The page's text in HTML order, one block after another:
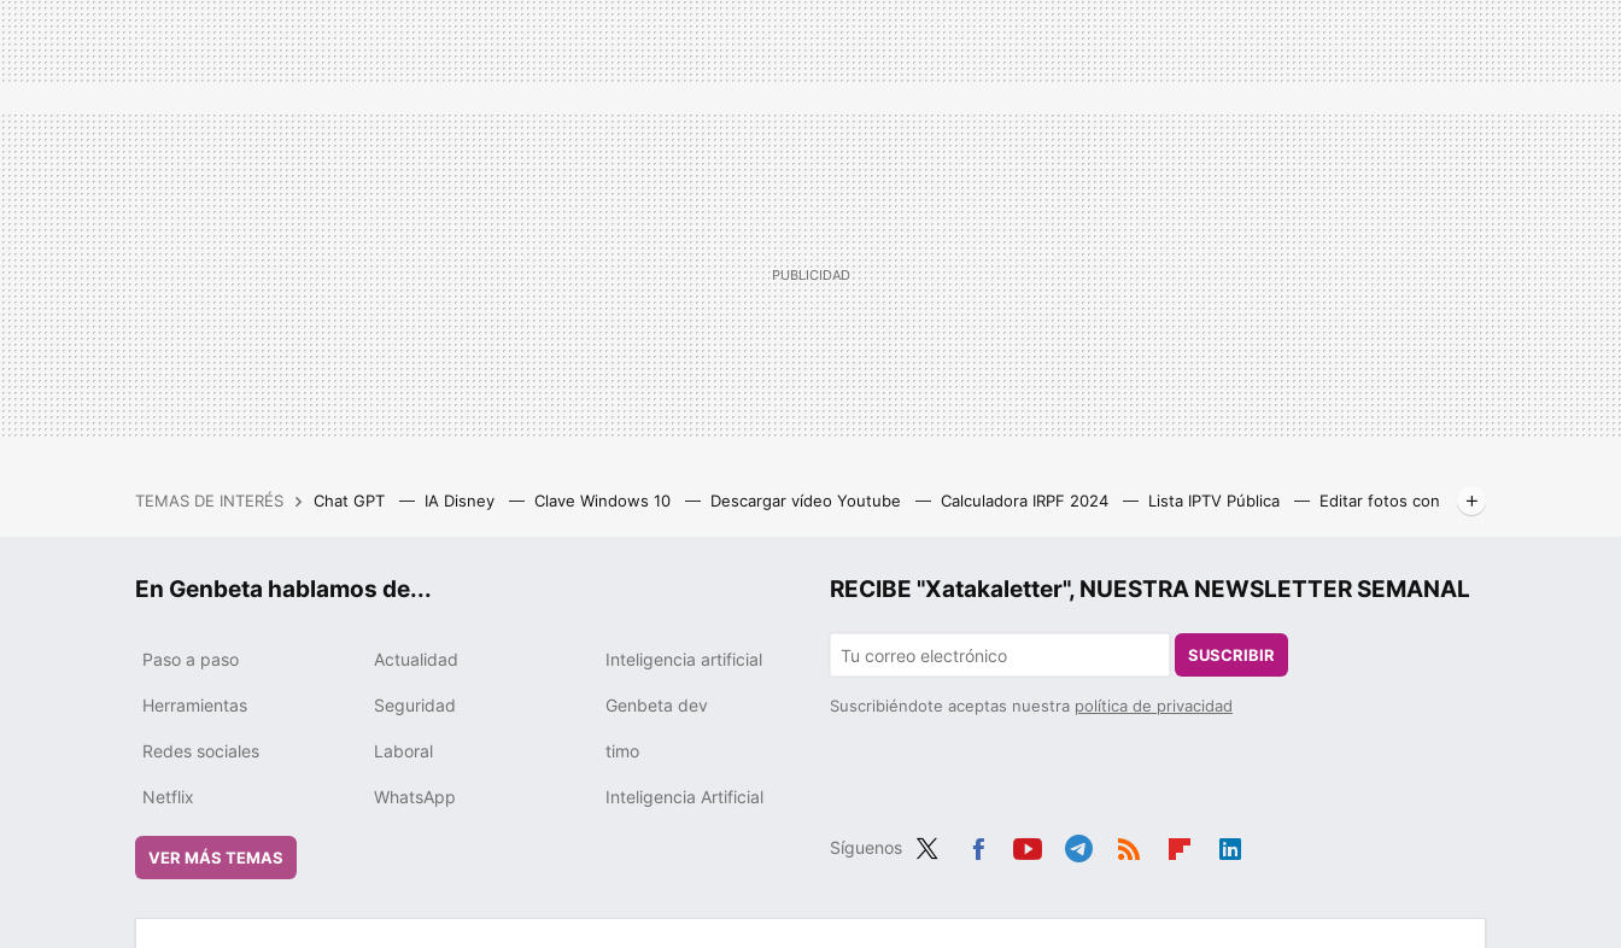
TEMAS DE INTERÉS Chat GPT IA Disney Clave Windows 10 Descargar vídeo Youtube Calculadora IRPF 2024 Lista IPTV Pública
Editar fotos con
RECIBE "Xatakaletter", NUESTRA NEWSLETTER SEMANAL
SUSCRIBIR
Suscribiéndote aceptas nuestra política de privacidad
Síguenos
ter
ebo
tub
gra
boa edIn
En Genbeta hablamos de...
Paso a paso Actualidad Inteligencia artificial
Herramientas Seguridad Genbeta dev
Redes sociales Laboral timo
Netflix WhatsApp Inteligencia Artificial
VER MÁS TEMAS